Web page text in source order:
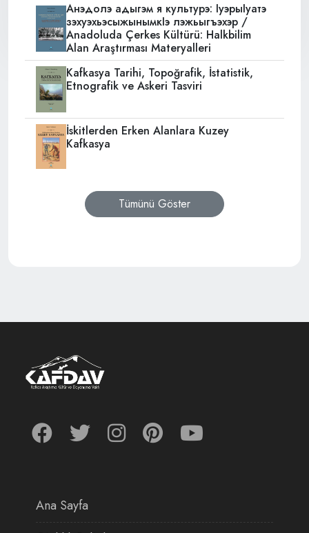
Анэдолэ адыгэм я культурэ: IуэрыIуатэ
зэхуэхьэсыжынымкIэ лэжьыгъэхэр /
Anadoluda Çerkes Kültürü: Halkbilim
Alan Araştırması Materyalleri
Kafkasya Tarihi, Topoğrafik, İstatistik,
Etnografik ve Askeri Tasviri
İskitlerden Erken Alanlara Kuzey
Kafkasya
Tümünü Göster
Ana Sayfa